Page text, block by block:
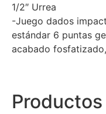
1/2″ Urrea
-Juego dados
estándar 6 puntas
acabado